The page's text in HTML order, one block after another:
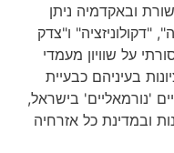
ובאקדמיה ניתן
"דקולוניזציה" ו"צדק
על שוויון מעמדי
בעיניהם כבעיית
'נורמאליים' בישראל,
ובמדינת כל אזרחיה